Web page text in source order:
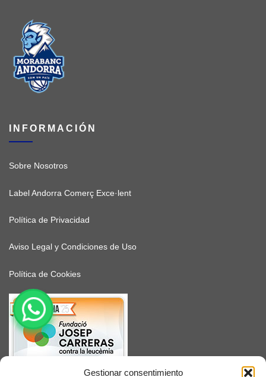
Gestionar consentimiento
INFORMACIÓN
Sobre Nosotros
Label Andorra Comerç Exce·lent
Política de Privacidad
Aviso Legal y Condiciones de Uso
Política de Cookies